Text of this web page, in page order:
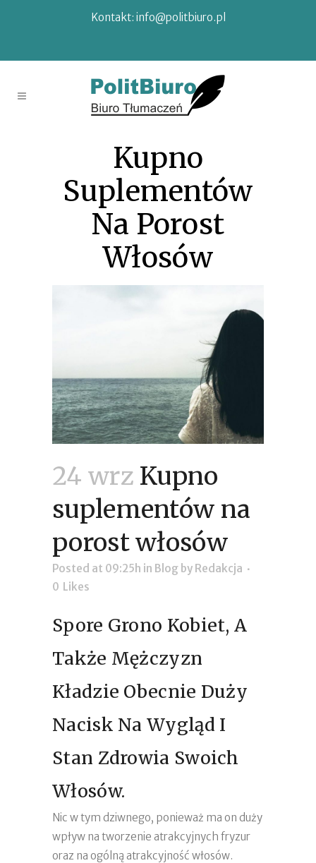
Kontakt: info@politbiuro.pl
Kupno
Suplementów
Na Porost
Włosów
24 wrz Kupno
suplementów na
porost włosów
Posted at 09:25h in Blog by Redakcja
0 Likes
Spore Grono Kobiet, A
Także Mężczyzn
Kładzie Obecnie Duży
Nacisk Na Wygląd I
Stan Zdrowia Swoich
Włosów.
Nic w tym dziwnego, ponieważ ma on duży
wpływ na tworzenie atrakcyjnych fryzur
oraz na ogólną atrakcyjność włosów.